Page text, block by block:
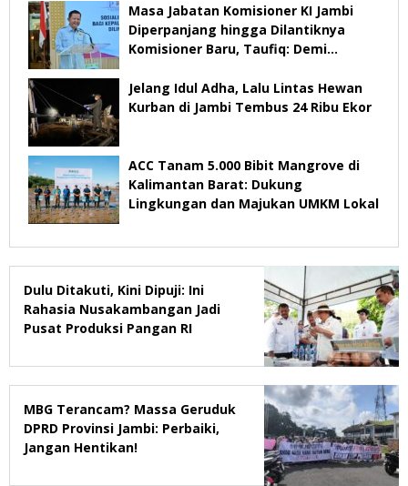
Masa Jabatan Komisioner KI Jambi
Diperpanjang hingga Dilantiknya
Komisioner Baru, Taufiq: Demi
Jelang Idul Adha, Lalu Lintas Hewan
Kurban di Jambi Tembus 24 Ribu Ekor
ACC Tanam 5.000 Bibit Mangrove di
Kalimantan Barat: Dukung
Lingkungan dan Majukan UMKM Lokal
Dulu Ditakuti, Kini Dipuji: Ini
Rahasia Nusakambangan Jadi
Pusat Produksi Pangan RI
MBG Terancam? Massa Geruduk
DPRD Provinsi Jambi: Perbaiki,
Jangan Hentikan!